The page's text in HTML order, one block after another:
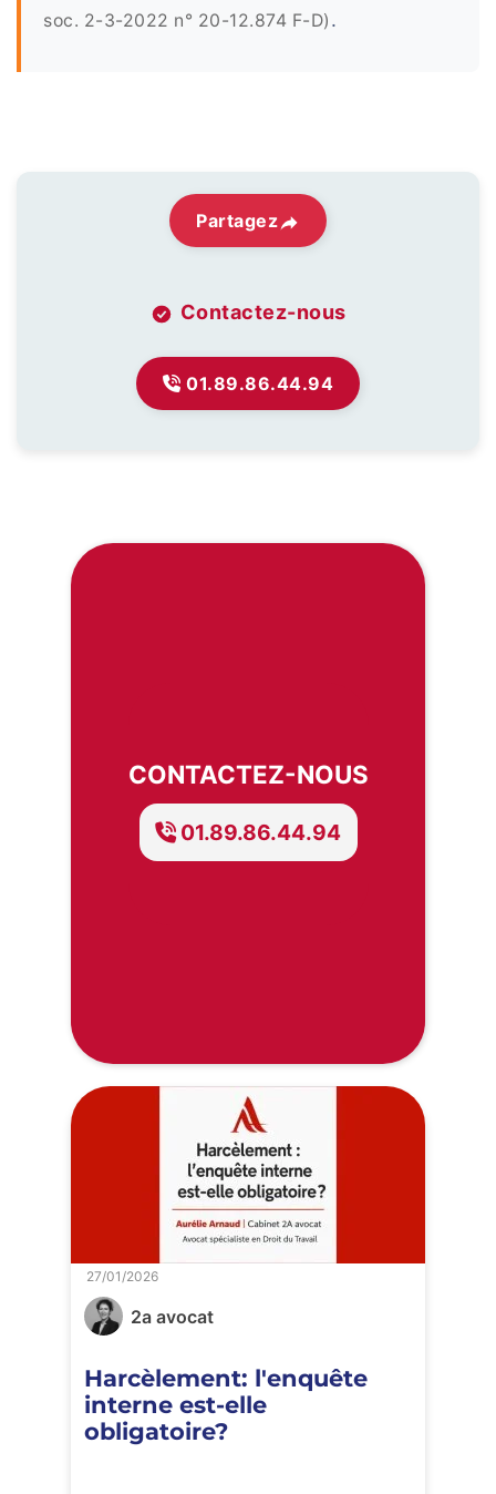
soc. 2-3-2022 n° 20-12.874 F-D) .
Partagez
Contactez-nous
01.89.86.44.94
CONTACTEZ-NOUS
01.89.86.44.94
2a avocat
Harcèlement: l'enquête
interne est-elle
obligatoire?
27/01/2026